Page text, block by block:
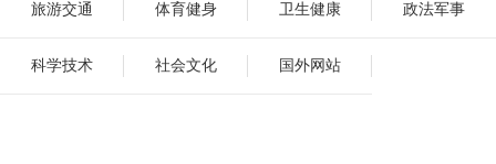
旅游交通 体育健身 卫生健康 政法军事
科学技术 社会文化 国外网站